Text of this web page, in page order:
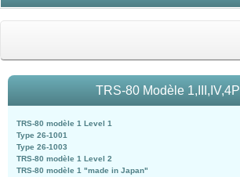
TRS-80 Modèle 1,III,IV,4P
TRS-80 modèle 1 Level 1
Type 26-1001
Type 26-1003
TRS-80 modèle 1 Level 2
TRS-80 modèle 1 "made in Japan"